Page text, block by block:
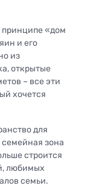
«дом
и его
из
открытые
– все эти
хочется
для
семейная зона
строится
любимых
семьи.